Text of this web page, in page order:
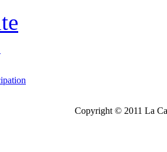
Copyright © 2011 La